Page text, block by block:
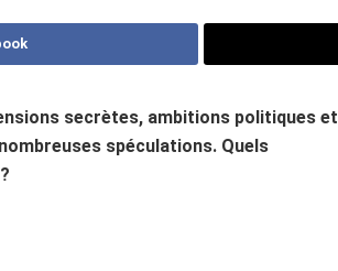
secrètes, ambitions politiques et
spéculations. Quels